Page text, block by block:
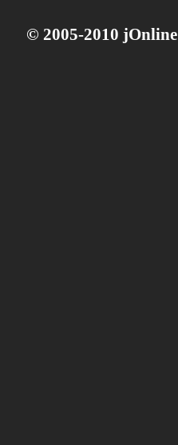
© 2005-2010